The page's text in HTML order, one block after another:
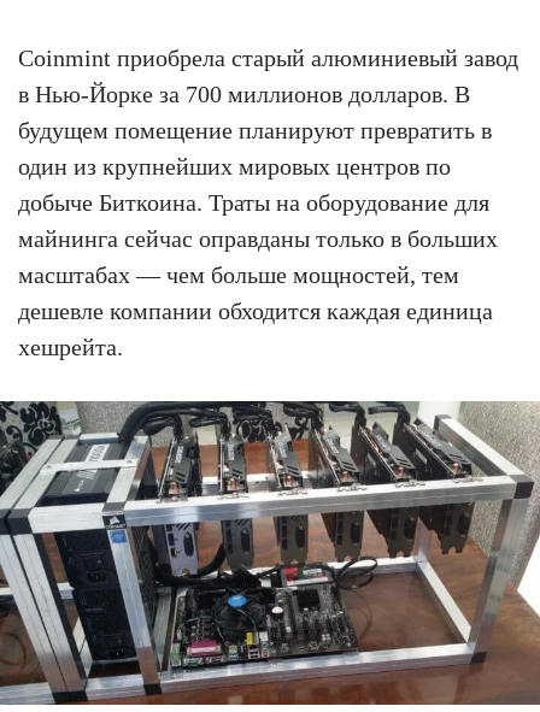
Coinmint приобрела старый алюминиевый завод
в Нью-Йорке за 700 миллионов долларов. В
будущем помещение планируют превратить в
один из крупнейших мировых центров по
добыче Биткоина. Траты на оборудование для
майнинга сейчас оправданы только в больших
масштабах — чем больше мощностей, тем
дешевле компании обходится каждая единица
хешрейта.